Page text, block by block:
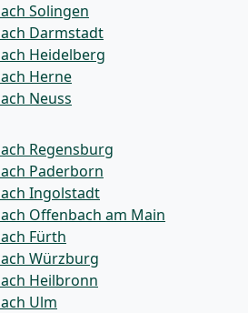
Solingen
Darmstadt
Heidelberg
Herne
Neuss
Regensburg
Paderborn
Ingolstadt
Offenbach am Main
Fürth
Würzburg
Heilbronn
Ulm